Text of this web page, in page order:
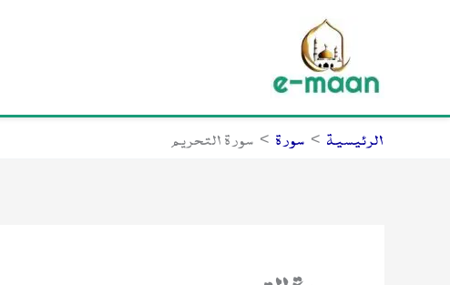
الرئيسية سورة سورة التحريم